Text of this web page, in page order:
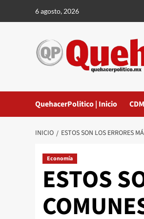
6 agosto, 2026
QuehacerPolitico | Inicio
INICIO ESTOS SON LOS ERRORES
Economía
ESTOS